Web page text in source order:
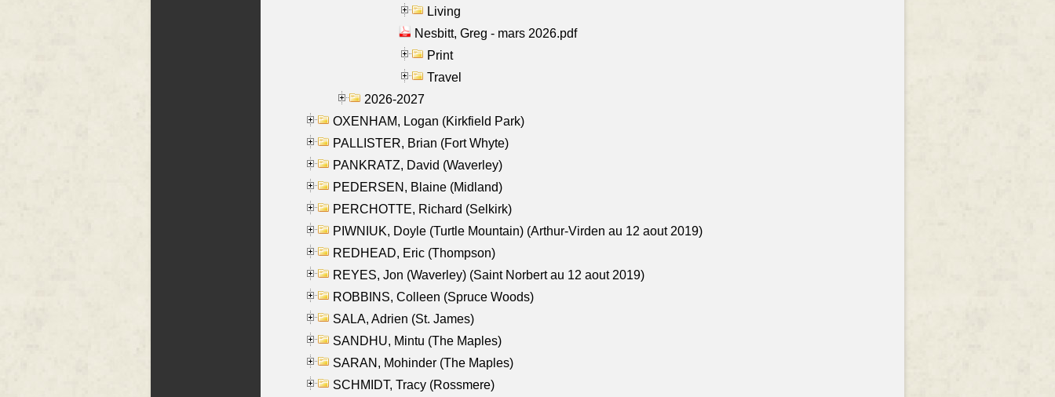
Living
Nesbitt, Greg - mars 2026.pdf
Print
Travel
2026-2027
OXENHAM, Logan (Kirkfield Park)
PALLISTER, Brian (Fort Whyte)
PANKRATZ, David (Waverley)
PEDERSEN, Blaine (Midland)
PERCHOTTE, Richard (Selkirk)
PIWNIUK, Doyle (Turtle Mountain) (Arthur-Virden au 12 aout 2019)
REDHEAD, Eric (Thompson)
REYES, Jon (Waverley) (Saint Norbert au 12 aout 2019)
ROBBINS, Colleen (Spruce Woods)
SALA, Adrien (St. James)
SANDHU, Mintu (The Maples)
SARAN, Mohinder (The Maples)
SCHMIDT, Tracy (Rossmere)